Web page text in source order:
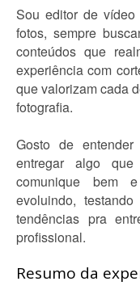
Sou editor de
fotos, sempre
conteúdos que
experiência com
que valorizam cada
fotografia.
Gosto de
entregar algo
comunique bem
evoluindo,
tendências pra
profissional.
Resumo da